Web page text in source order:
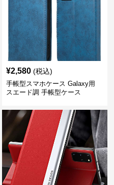
¥2,580 (税込)
手帳型スマホケース Galaxy用
スエード調 手帳型ケース